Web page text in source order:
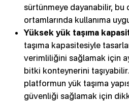
sürtünmeye dayanabilir, bu
ortamlarında kullanıma
Yüksek yük taşıma
taşıma kapasitesiyle
verimliliğini sağlamak için
bitki konteynerini
platformun yük taşıma
güvenliği sağlamak için